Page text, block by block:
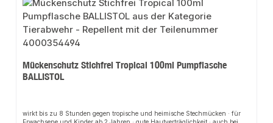
Mückenschutz Stichfrei Tropical 100ml Pumpflasche
BALLISTOL
wirkt bis zu 8 Stunden gegen tropische und heimische Stechmücken · für